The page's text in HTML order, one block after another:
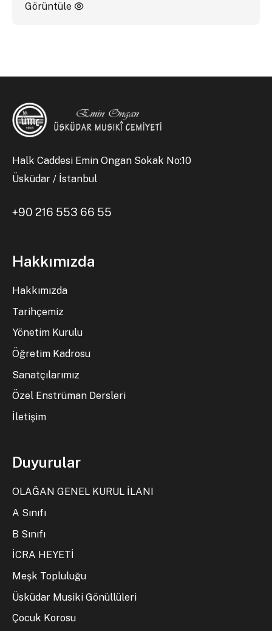
Görüntüle
Halk Caddesi Emin Ongan Sokak No:10
Üsküdar / İstanbul
+90 216 553 66 55
Hakkımızda
Hakkımızda
Tarihçemiz
Yönetim Kurulu
Öğretim Kadrosu
Sanatçılarımız
Özel Enstrüman Dersleri
İletişim
Duyurular
OLAĞAN GENEL KURUL İLANI
A Sınıfı
B Sınıfı
İCRA HEYETİ
Meşk Topluluğu
Üsküdar Musiki Gönüllüleri
Çocuk Korosu